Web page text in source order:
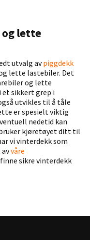
lette
utvalg avpiggdekk
lette lastebiler. Det
og lette
et sikkert grep i
utvikles til å tåle
er spesielt viktig
nedetid kan
kjøretøyet ditt til
vi vinterdekk som
avvåre
sikre vinterdekk